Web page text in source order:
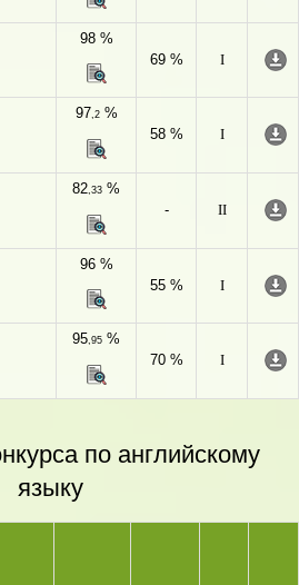
98 %
69 %
I
97,2%
58 %
I
82,33 %
-
II
96 %
55 %
I
95,95 %
70 %
I
по английскому
языку